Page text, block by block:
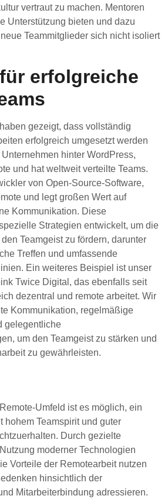
vertraut zu machen. Mentoren
Unterstützung bieten und dazu
Teammitglieder sich nicht isoliert
erfolgreiche
gezeigt, dass vollständig
erfolgreich umgesetzt werden
hinter WordPress,
und hat weltweit verteilte Teams.
von Open-Source-Software,
und legt großen Wert auf
Kommunikation. Diese
Strategien entwickelt, um die
Teamgeist zu fördern, darunter
Treffen und umfassende
Ein weiteres Beispiel ist unser
Twice Digital, das ebenfalls seit
dezentral und remote arbeitet. Wir
Kommunikation, regelmäßige
gelegentliche
um den Teamgeist zu stärken und
zu gewährleisten.
Umfeld ist es möglich, ein
hohem Teamspirit und guter
Durch gezielte
moderner Technologien
Vorteile der Remotearbeit nutzen
hinsichtlich der
Mitarbeiterbindung adressieren.